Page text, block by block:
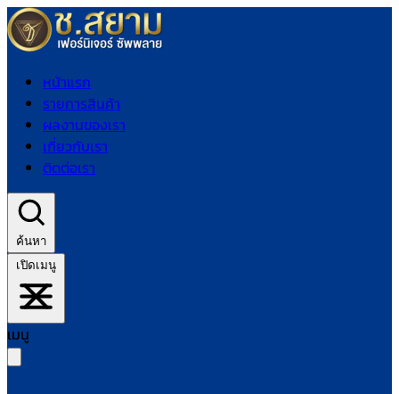
หน้าแรก
รายการสินค้า
ผลงานของเรา
เกี่ยวกับเรา
ติดต่อเรา
ค้นหา
เปิดเมนู
เมนู